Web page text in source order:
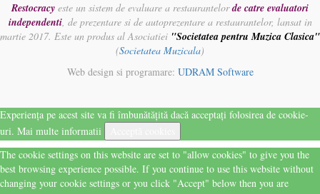
Restocracy este un sistem de evaluare a restaurantelorde catre evaluatori
independenti, de prezentare si de autoprezentare a restaurantelor, lansat in
martie 2017. Este un produs al Asociatiei "Societatea pentru Muzica Clasica"
(Societatea Muzicala)
Web design si programare: UDRAM Software
Experiența pe acest site va fi îmbunătățită dacă acceptați folosirea de cookie-
uri. Mai multe informatii
The cookie settings on this website are set to "allow cookies" to give you the
best browsing experience possible. If you continue to use this website without
changing your cookie settings or you click "Accept" below then you are